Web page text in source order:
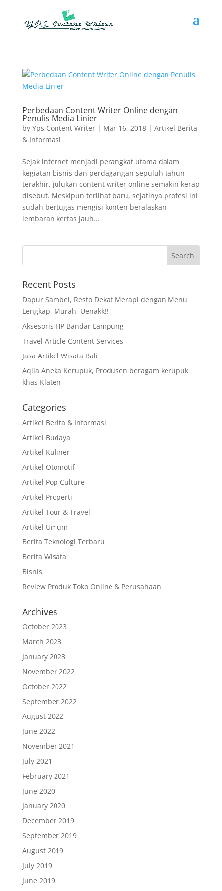
Perbedaan Content Writer Online dengan
Penulis Media Linier
by Yps Content Writer| Mar 16, 2018| Artikel Berita
& Informasi
Sejak internet menjadi perangkat utama dalam
kegiatan bisnis dan perdagangan sepuluh tahun
terakhir, julukan content writer online semakin kerap
disebut. Meskipun terlihat baru, sejatinya profesi ini
sudah bertugas mengisi konten beralaskan
lembaran kertas jauh...
Recent Posts
Dapur Sambel, Resto Dekat Merapi dengan Menu
Lengkap, Murah, Uenakk!!
Aksesoris HP Bandar Lampung
Travel Article Content Services
Jasa Artikel Wisata Bali
Aqila Aneka Kerupuk, Produsen beragam kerupuk
khas Klaten
Categories
Artikel Berita & Informasi
Artikel Budaya
Artikel Kuliner
Artikel Otomotif
Artikel Pop Culture
Artikel Properti
Artikel Tour & Travel
Artikel Umum
Berita Teknologi Terbaru
Berita Wisata
Bisnis
Review Produk Toko Online & Perusahaan
Archives
October 2023
March 2023
January 2023
November 2022
October 2022
September 2022
August 2022
June 2022
November 2021
July 2021
February 2021
June 2020
January 2020
December 2019
September 2019
August 2019
July 2019
June 2019